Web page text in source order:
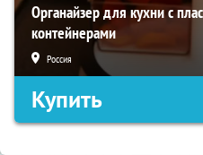
Органайзер для кухни с
контейнерами
Россия
Купить